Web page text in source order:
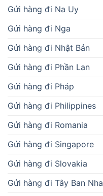
Gửi hàng đi Na Uy
Gửi hàng đi Nga
Gửi hàng đi Nhật Bản
Gửi hàng đi Phần Lan
Gửi hàng đi Pháp
Gửi hàng đi Philippines
Gửi hàng đi Romania
Gửi hàng đi Singapore
Gửi hàng đi Slovakia
Gửi hàng đi Tây Ban Nha